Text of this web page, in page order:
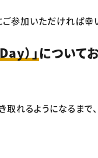
参加いただければ幸
）」について
取れるようになるまで